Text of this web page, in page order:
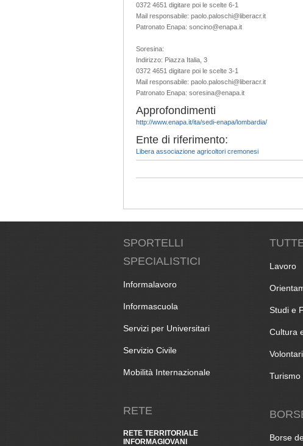
0372 4651 digitare poi le scelte 6-1
Mail responsabile: paolo.paloschi@liberacr.it
Patronato Enapa: soncino@enapa.it
Soresina:
Indirizzo: Piazza Italia, 3
0372 4651 digitare poi le scelte 3-1
Mail responsabile: paolo.paloschi@liberacr.it
Patronato Enapa: soresina@enapa.it
Approfondimenti
http://www.enapa.it/ita/sedi-enapa/lombardia/
Ente di riferimento:
Libera associazione agricoltori cremonesi
SPORTELLI
SPECIALISTICI
Informalavoro
Informascuola
Servizi per Universitari
Servizio Civile
Mobilità Internazionale
RETE
RETE TERRITORIALE
INFORMAGIOVANI
Lavoro
Studi e
Cultura
Turismo
Borse